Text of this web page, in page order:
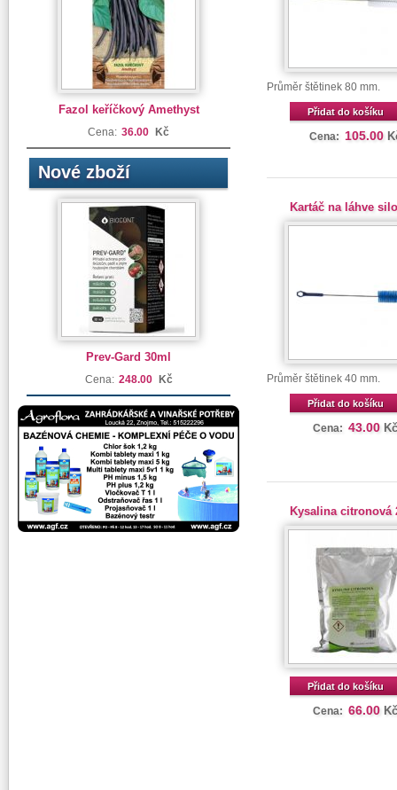
Fazol keříčkový Amethyst
Cena: 36.00 Kč
Nové zboží
Prev-Gard 30ml
Cena: 248.00 Kč
Průměr štětinek 80 mm.
Přidat do košíku
Cena: 105.00
Kartáč na láhve
Průměr štětinek 40 mm.
Přidat do košíku
Cena: 43.00 Kč
Kysalina citronová
Přidat do košíku
Cena: 66.00 Kč